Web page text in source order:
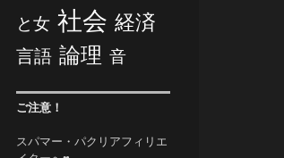
と女 社会 経済
言語 論理 音
ご注意！
スパマー・パクリアフィリエ